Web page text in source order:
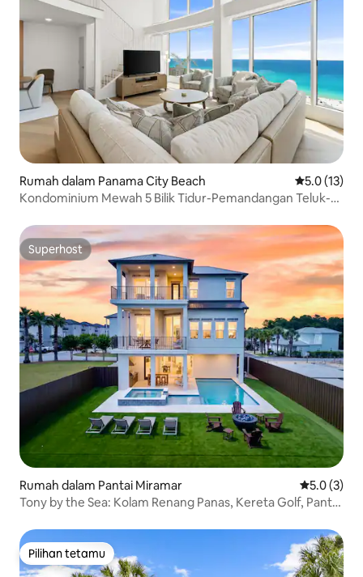
Rumah dalam Panama City Beach Penarafan
5.0 (13)
Kondominium Mewah 5 Bilik Tidur-Pemandangan Teluk-
Superhost
Superhost
Rumah dalam Pantai Miramar Penarafan
5.0 (3)
Tony by the Sea: Kolam Renang Panas, Kereta Golf, Pantai
Pilihan tetamu
Pilihan tetamu